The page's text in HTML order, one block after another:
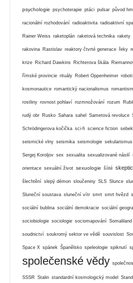
psychologie psychoterapie ptáci pulsar původ
racionální rozhodování radioaktivita radioaktivní
Rainer Weiss raketoplán raketová technika rakety
rakovina Rastislav reaktory čtvrté generace řeky
krize Richard Dawkins Richterova škála
římské provincie rituály Robert Oppenheimer roboti
kosmonautice romantický nacionalismus
rostliny rovnost pohlaví rozmnožování rozum
rudý obr Rusko Sahara sahel Sametová revoluce
Schrödingerova kočička sci-fi science fiction
seismické vlny seismika seismologie sekularismus
Sergej Koroljov sex sexualita sexualizované násilí
orientace sexuální život sexuologie šíité
šlechtění slepý démon sloučeniny SLS Slunce
Sluneční soustava sluneční vítr smrt smrt hvězd
sociální bublina sociální demokracie sociální
sociobiologie sociologie sociomapování Somaliland
soudnictví soukromý sektor ve vědě souvislost
Space X spánek Španělsko speleologie spiknutí
společenské vědy
SSSR Stalin standardní kosmologický model